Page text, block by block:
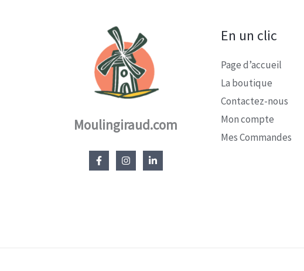
Moulingiraud.com
En un clic
Page d’accueil
La boutique
Contactez-nous
Mon compte
Mes Commandes